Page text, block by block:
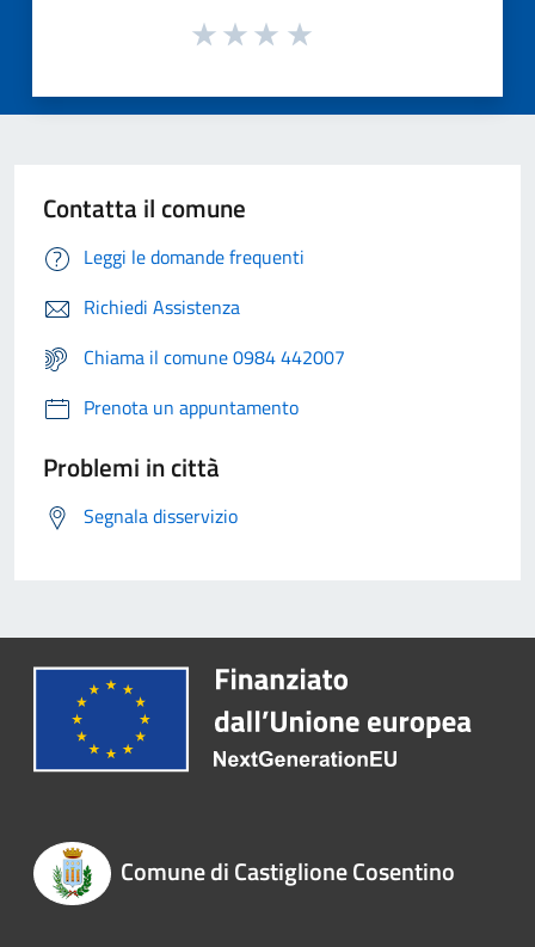
Contatta il comune
Leggi le domande frequenti
Richiedi Assistenza
Chiama il comune 0984 442007
Prenota un appuntamento
Problemi in città
Segnala disservizio
Comune di Castiglione Cosentino